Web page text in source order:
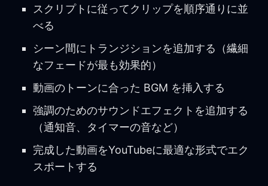
スクリプトに従ってクリップを順序通りに並
べる
シーン間にトランジションを追加する（繊細
なフェードが最も効果的）
動画のトーンに合った BGM を挿入する
強調のためのサウンドエフェクトを追加する
（通知音、タイマーの音など）
完成した動画をYouTubeに最適な形式でエク
スポートする